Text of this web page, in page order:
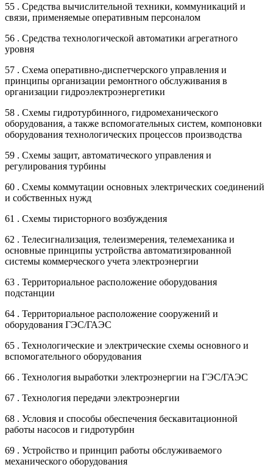
55 . Средства вычислительной техники, коммуникаций и
связи, применяемые оперативным персоналом
56 . Средства технологической автоматики агрегатного
уровня
57 . Схема оперативно-диспетчерского управления и
принципы организации ремонтного обслуживания в
организации гидроэлектроэнергетики
58 . Схемы гидротурбинного, гидромеханического
оборудования, а также вспомогательных систем, компоновки
оборудования технологических процессов производства
59 . Схемы защит, автоматического управления и
регулирования турбины
60 . Схемы коммутации основных электрических соединений
и собственных нужд
61 . Схемы тиристорного возбуждения
62 . Телесигнализация, телеизмерения, телемеханика и
основные принципы устройства автоматизированной
системы коммерческого учета электроэнергии
63 . Территориальное расположение оборудования
подстанции
64 . Территориальное расположение сооружений и
оборудования ГЭС/ГАЭС
65 . Технологические и электрические схемы основного и
вспомогательного оборудования
66 . Технология выработки электроэнергии на ГЭС/ГАЭС
67 . Технология передачи электроэнергии
68 . Условия и способы обеспечения бескавитационной
работы насосов и гидротурбин
69 . Устройство и принцип работы обслуживаемого
механического оборудования